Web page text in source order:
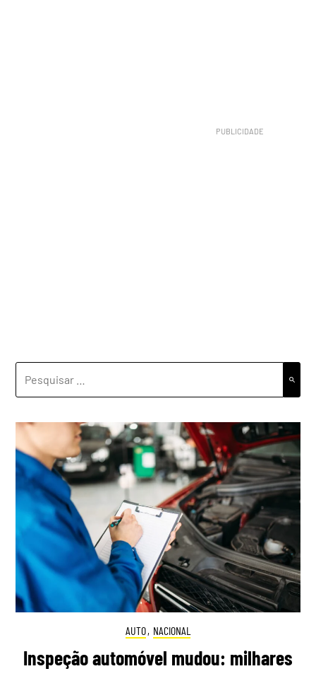
POR:
AUTO, NACIONAL
Inspeção automóvel mudou: milhares